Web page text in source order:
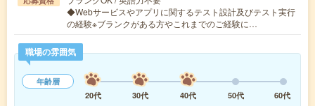
◆Webサービスやアプリに関するテスト設計及びテスト実行
の経験※ブランクがある方やこれまでのご経験に…
職場の雰囲気
年齢層
20代
30代 40代 50代 60代